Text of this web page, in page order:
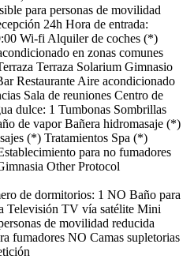
para personas de movilidad
24h Hora de entrada:
Wi-fi Alquiler de coches (*)
en zonas comunes
Terraza Solarium Gimnasio
Restaurante Aire acondicionado
Sala de reuniones Centro de
dulce: 1 Tumbonas Sombrillas
de vapor Bañera hidromasaje (*)
(*) Tratamientos Spa (*)
para no fumadores
Other Protocol
de dormitorios: 1 NO Baño para
Televisión TV vía satélite Mini
de movilidad reducida
fumadores NO Camas supletorias